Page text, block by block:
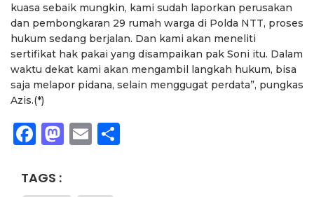
kuasa sebaik mungkin, kami sudah laporkan perusakan
dan pembongkaran 29 rumah warga di Polda NTT, proses
hukum sedang berjalan. Dan kami akan meneliti
sertifikat hak pakai yang disampaikan pak Soni itu. Dalam
waktu dekat kami akan mengambil langkah hukum, bisa
saja melapor pidana, selain menggugat perdata”, pungkas
Azis.(*)
Facebook
Mastodon
Email
TAGS :